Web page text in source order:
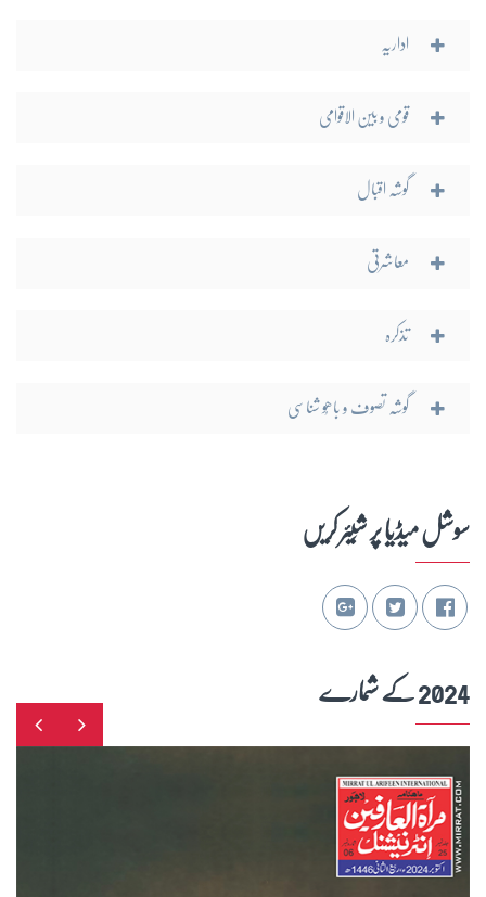
اداریہ
قومی و بین الاقوامی
گوشہ اقبال
معاشرتی
تذکرہ
گوشہ تصوف و باھُو شناسی
سوشل میڈیا پر شِیئر کریں
2024 کے شمارے